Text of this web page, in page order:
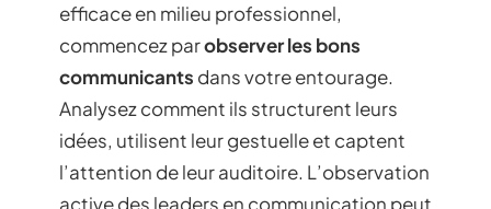
efficace en milieu professionnel,
commencez parobserver les bons
communicants dans votre entourage.
Analysez comment ils structurent leurs
idées, utilisent leur gestuelle et captent
l’attention de leur auditoire. L’observation
active des leaders en communication peut